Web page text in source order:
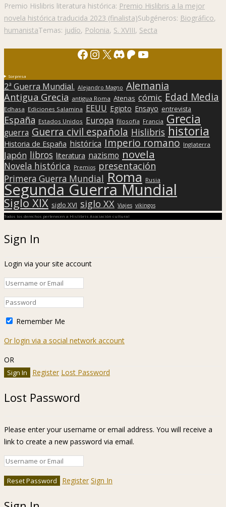
Premio Hislibris literatura histórica: Premio Hislibris a la mejor
novela histórica traducida 2023 (finalista)Subgéneros: Biográfico,
humanistaTemas: judío, Polonia, S. XVIII, Secta
Facebook
Instagram
X Discord
Patreon
YouTube
Sorpresa
2ª Guerra Mundial. Alejandro Magno Alemania
Antigua Grecia antigua Roma Atenas cómic Edad Media
Edhasa Ediciones Salamina EEUU Egipto Ensayo entrevista
España Estados Unidos Europa filosofía Francia Grecia
guerra Guerra civil española Hislibris historia
Historia de España histórica Imperio romano Inglaterra
Japón libros literatura nazismo novela
Novela histórica Premios presentación
Primera Guerra Mundial Roma Rusia
Segunda Guerra Mundial
Siglo XIX siglo XVI siglo XX Viajes vikingos
Todos los derechos pertenecen a Hislibris Asociación cultural
Sign In
Login via your site account
Remember Me
Or login via a social network account
OR
Register Lost Password
Lost Password
Please enter your username or email address. You will receive a
link to create a new password via email.
Register Sign In